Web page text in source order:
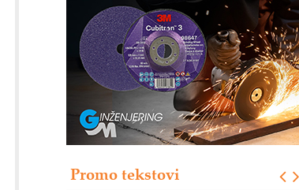
Promo tekstovi
poverenja u industriji
RMQ-TITAN ADVANCED INDICATOR
– Pametna signalizacija za efikasnije
upravljanje mašinama
Sigurnije ispitivanje transformatora u
solarnim elektranama i vetroparkovima
Pranje točkova na gradilištu- standard
modernog i odgovornog građenja
mrežnog pretvarača sa tečnim